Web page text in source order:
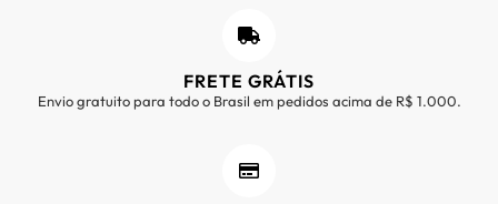
FRETE GRÁTIS
Envio gratuito para todo o Brasil em pedidos acima de R$ 1.000.